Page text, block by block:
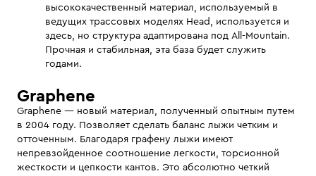
высококачественный материал, используемый в
ведущих трассовых моделях Head, используется и
здесь, но структура адаптирована под All-Mountain.
Прочная и стабильная, эта база будет служить
годами.
Graphene
Graphene — новый материал, полученный опытным путем
в 2004 году. Позволяет сделать баланс лыжи четким и
отточенным. Благодаря графену лыжи имеют
непревзойденное соотношение легкости, торсионной
жесткости и цепкости кантов. Это абсолютно четкий